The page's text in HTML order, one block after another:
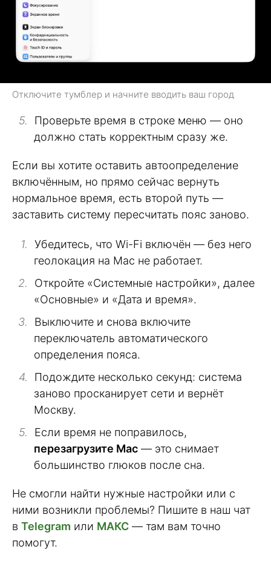
Отключите тумблер и начните вводить ваш город
Проверьте время в строке меню — оно
должно стать корректным сразу же.
Если вы хотите оставить автоопределение
включённым, но прямо сейчас вернуть
нормальное время, есть второй путь —
заставить систему пересчитать пояс заново.
Убедитесь, что Wi-Fi включён — без него
геолокация на Mac не работает.
Откройте «Системные настройки», далее
«Основные» и «Дата и время».
Выключите и снова включите
переключатель автоматического
определения пояса.
Подождите несколько секунд: система
заново просканирует сети и вернёт
Москву.
Если время не поправилось,
перезагрузите Mac — это снимает
большинство глюков после сна.
Не смогли найти нужные настройки или с
ними возникли проблемы? Пишите в наш чат
в Telegram или МАКС — там вам точно
помогут.